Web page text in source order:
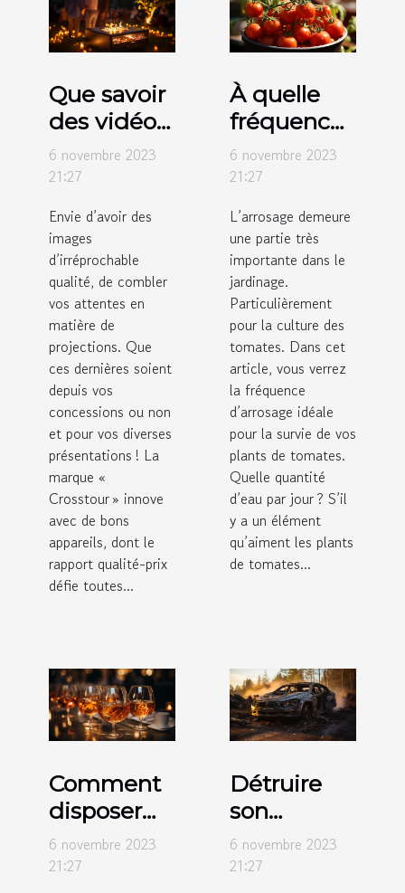
Que savoir
des vidéos
projecteurs
de marque
Crosstour ?
6 novembre 2023
21:27
Envie d’avoir des
images
d’irréprochable
qualité, de combler
vos attentes en
matière de
projections. Que
ces dernières soient
depuis vos
concessions ou non
et pour vos diverses
présentations ! La
marque «
Crosstour » innove
avec de bons
appareils, dont le
rapport qualité-prix
défie toutes...
À quelle
fréquence
faut-il
arroser les
tomates ?
6 novembre 2023
21:27
L’arrosage demeure
une partie très
importante dans le
jardinage.
Particulièrement
pour la culture des
tomates. Dans cet
article, vous verrez
la fréquence
d’arrosage idéale
pour la survie de vos
plants de tomates.
Quelle quantité
d’eau par jour ? S’il
y a un élément
qu’aiment les plants
de tomates...
Comment
disposer
des verres
sur des
6 novembre 2023
21:27
Détruire
son
véhicule
hors usage
6 novembre 2023
21:27